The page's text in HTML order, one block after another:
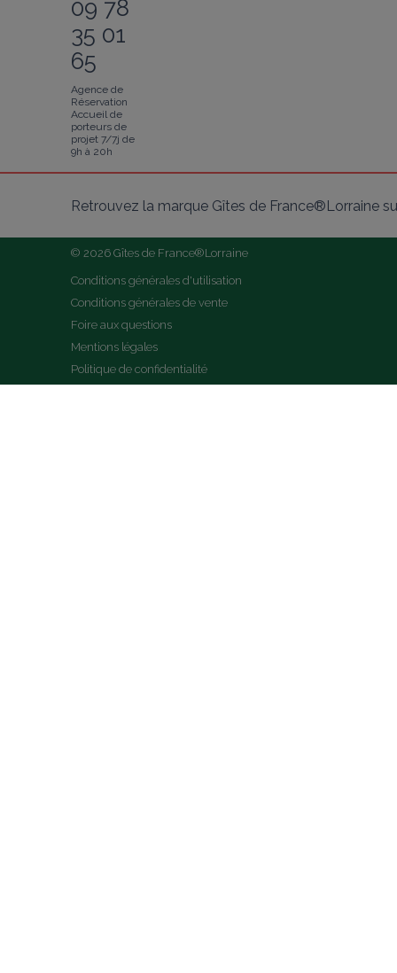
09 78
35 01
65
Agence de
Réservation
Accueil de
porteurs de
projet 7/7j de
9h à 20h
Retrouvez la marque Gîtes de France®Lorraine
© 2026 Gîtes de France®Lorraine
Conditions générales d'utilisation
Conditions générales de vente
Foire aux questions
Mentions légales
Politique de confidentialité